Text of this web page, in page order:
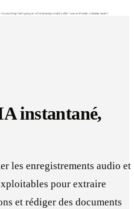
instantané,
les enregistrements audio et
pour extraire
et rédiger des documents